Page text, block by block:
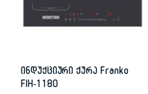
ინდუქციური ქურა Franko
FIH-1180